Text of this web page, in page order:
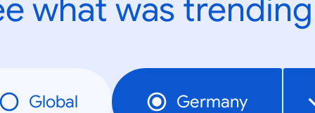
what was
Global Germany